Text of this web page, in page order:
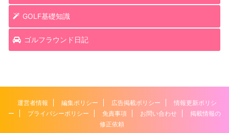
GOLF基礎知識
ゴルフラウンド日記
運営者情報 編集ポリシー 広告掲載ポリシー
情報更新ポリシ
ー
プライバシーポリシー 免責事項 お問い合わせ
掲載情報の
修正依頼